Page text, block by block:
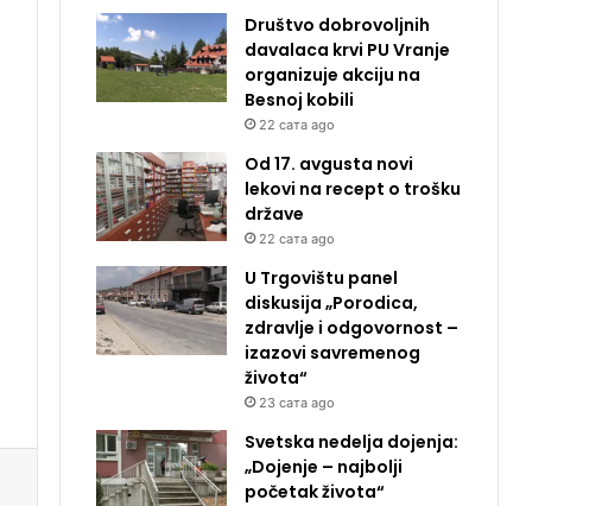
Društvo dobrovoljnih
davalaca krvi PU Vranje
organizuje akciju na
Besnoj kobili
22 сата ago
Od 17. avgusta novi
lekovi na recept o trošku
države
22 сата ago
U Trgovištu panel
diskusija „Porodica,
zdravlje i odgovornost –
izazovi savremenog
života“
23 сата ago
Svetska nedelja dojenja:
„Dojenje – najbolji
početak života“